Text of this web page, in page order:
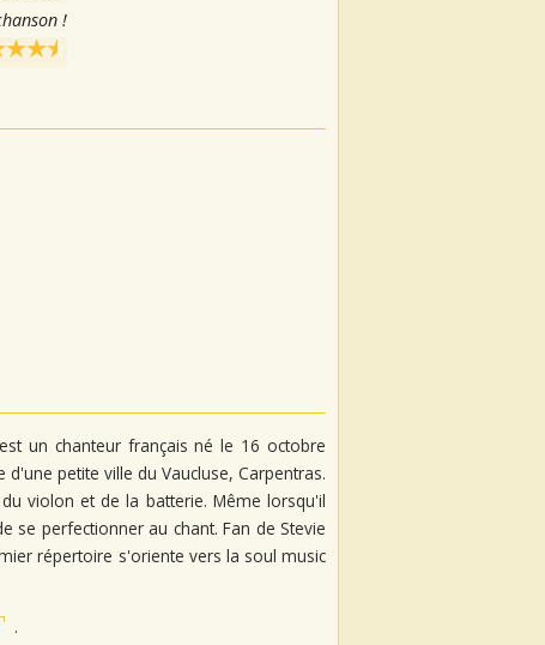
!
un chanteur français né le 16 octobre
petite ville du Vaucluse, Carpentras.
violon et de la batterie. Même lorsqu'il
se perfectionner au chant. Fan de Stevie
répertoire s'oriente vers la soul music
.